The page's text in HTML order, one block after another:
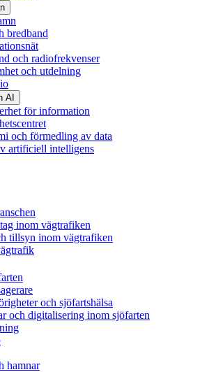
bredband
och radiofrekvenser
och utdelning
AI
för information
och förmedling av data
artificiell intelligens
inom vägtrafiken
tillsyn inom vägtrafiken
och sjöfartshälsa
och digitalisering inom sjöfarten
hamnar